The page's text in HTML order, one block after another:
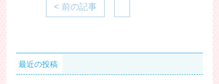
< 前の記事
最近の投稿